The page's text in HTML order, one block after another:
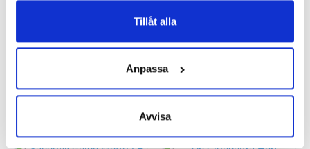
Tillåt alla
Anpassa
Avvisa
Ara Matteo Sport
2100kr